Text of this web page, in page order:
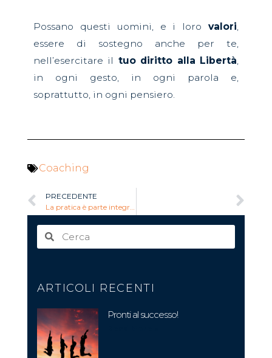
Possano questi uomini, e i loro valori,
essere di sostegno anche per te,
nell’esercitare il tuo diritto alla Libertà,
in ogni gesto, in ogni parola e,
soprattutto, in ogni pensiero.
Coaching
PRECEDENTE
La pratica è parte integrante della grammatica.
ARTICOLI RECENTI
Pronti al successo!